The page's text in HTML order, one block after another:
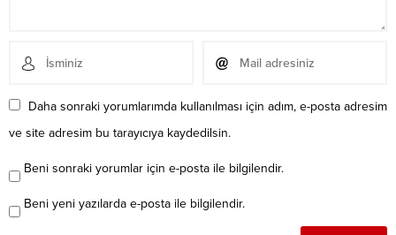
Daha sonraki yorumlarımda kullanılması için adım, e-posta adresim
ve site adresim bu tarayıcıya kaydedilsin.
Beni sonraki yorumlar için e-posta ile bilgilendir.
Beni yeni yazılarda e-posta ile bilgilendir.